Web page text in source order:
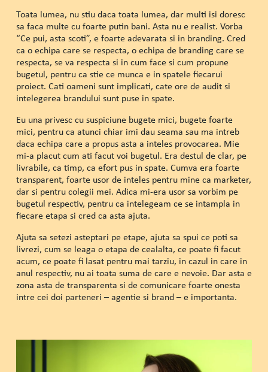
Toata lumea, nu stiu daca toata lumea, dar multi isi doresc
sa faca multe cu foarte putin bani. Asta nu e realist. Vorba
“Ce pui, asta scoti”, e foarte adevarata si in branding. Cred
ca o echipa care se respecta, o echipa de branding care se
respecta, se va respecta si in cum face si cum propune
bugetul, pentru ca stie ce munca e in spatele fiecarui
proiect. Cati oameni sunt implicati, cate ore de audit si
intelegerea brandului sunt puse in spate.
Eu una privesc cu suspiciune bugete mici, bugete foarte
mici, pentru ca atunci chiar imi dau seama sau ma intreb
daca echipa care a propus asta a inteles provocarea. Mie
mi-a placut cum ati facut voi bugetul. Era destul de clar, pe
livrabile, ca timp, ca efort pus in spate. Cumva era foarte
transparent, foarte usor de inteles pentru mine ca marketer,
dar si pentru colegii mei. Adica mi-era usor sa vorbim pe
bugetul respectiv, pentru ca intelegeam ce se intampla in
fiecare etapa si cred ca asta ajuta.
Ajuta sa setezi asteptari pe etape, ajuta sa spui ce poti sa
livrezi, cum se leaga o etapa de cealalta, ce poate fi facut
acum, ce poate fi lasat pentru mai tarziu, in cazul in care in
anul respectiv, nu ai toata suma de care e nevoie. Dar asta e
zona asta de transparenta si de comunicare foarte onesta
intre cei doi parteneri – agentie si brand – e importanta.